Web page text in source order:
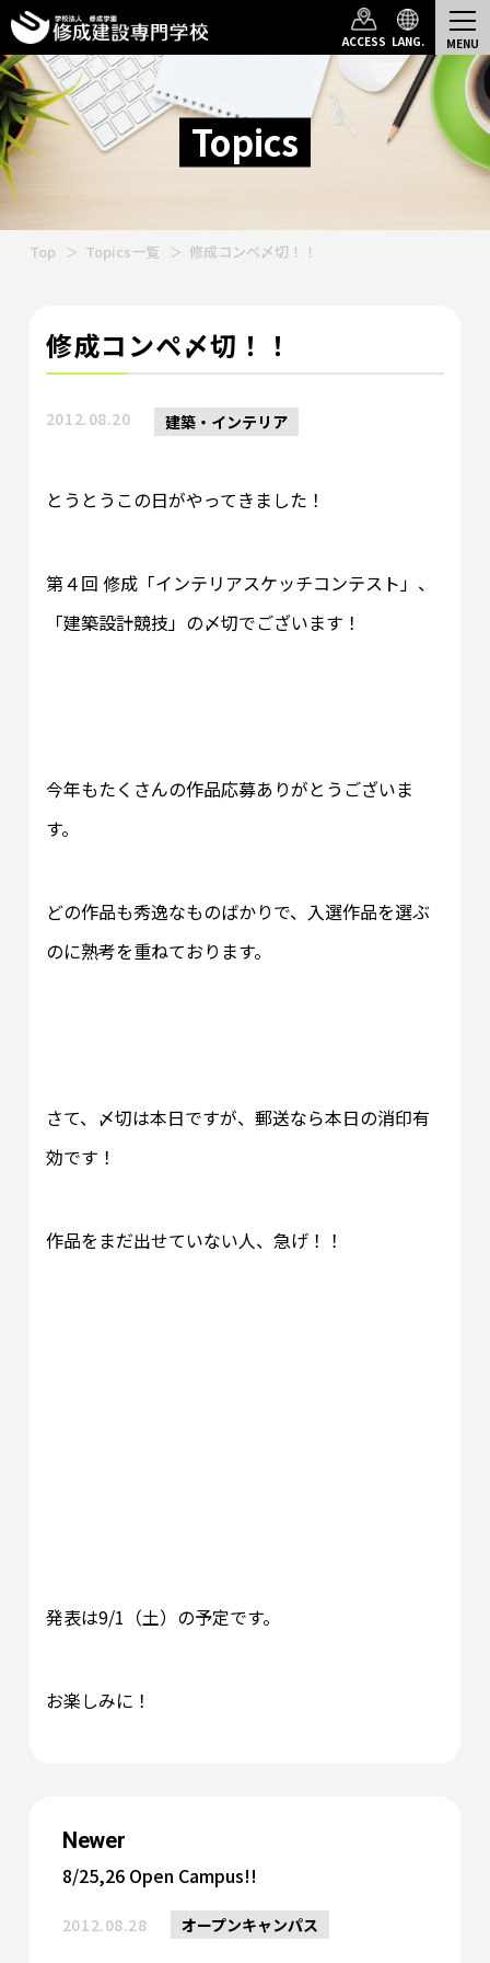
ACCESS LANG.
Topics
Top Topics一覧 修成コンペ〆切！！
修成コンペ〆切！！
2012.08.20 建築・インテリア
とうとうこの日がやってきました！
第４回 修成「インテリアスケッチコンテスト」、
「建築設計競技」の〆切でございます！
今年もたくさんの作品応募ありがとうございま
す。
どの作品も秀逸なものばかりで、入選作品を選ぶ
のに熟考を重ねております。
さて、〆切は本日ですが、郵送なら本日の消印有
効です！
作品をまだ出せていない人、急げ！！
発表は9/1（土）の予定です。
お楽しみに！
Newer
8/25,26 Open Campus!!
2012.08.28 オープンキャンパス